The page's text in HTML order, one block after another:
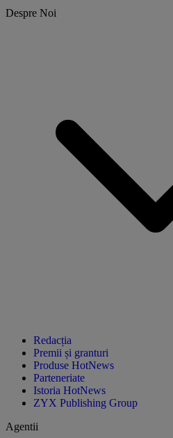
Despre Noi
Redacția
Premii și granturi
Produse HotNews
Parteneriate
Istoria HotNews
ZYX Publishing Group
Agentii